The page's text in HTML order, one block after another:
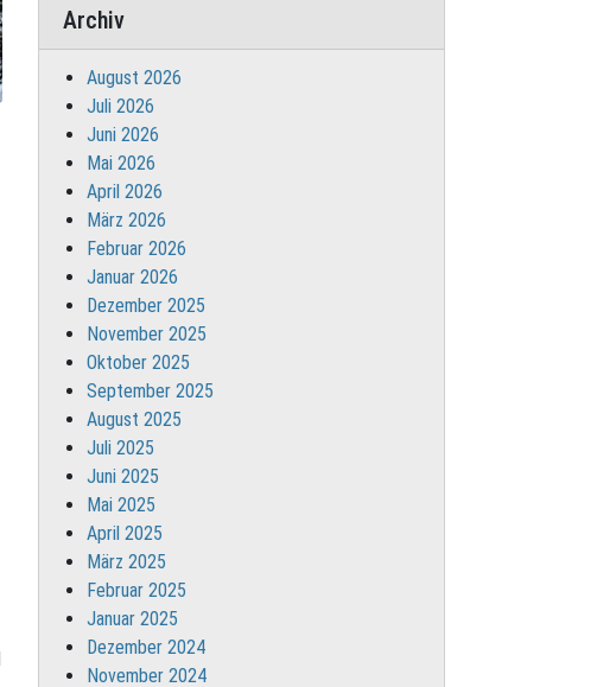
Archiv
August 2026
Juli 2026
Juni 2026
Mai 2026
April 2026
März 2026
Februar 2026
Januar 2026
Dezember 2025
November 2025
Oktober 2025
September 2025
August 2025
Juli 2025
Juni 2025
Mai 2025
April 2025
März 2025
Februar 2025
Januar 2025
Dezember 2024
November 2024